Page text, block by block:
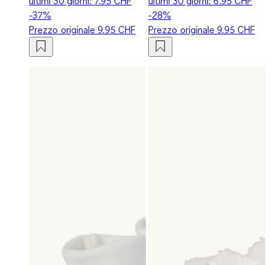
-37%
Prezzo originale9.95 CHF
-28%
Prezzo originale9.95 CHF